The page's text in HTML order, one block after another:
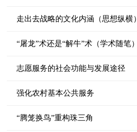
走出去战略的文化内涵（思想纵横）
“屠龙”术还是“解牛”术（学术随笔）
志愿服务的社会功能与发展途径
强化农村基本公共服务
“腾笼换鸟”重构珠三角